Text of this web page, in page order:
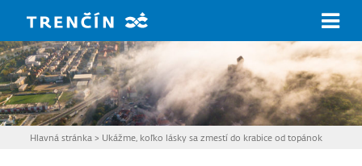
Hlavná stránka > Ukážme, koľko lásky sa zmestí do krabice od topánok